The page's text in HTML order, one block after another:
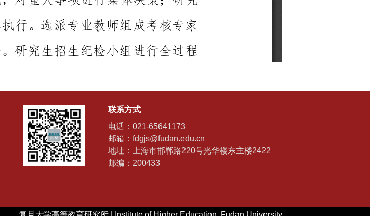
联系方式
电话：021-65641173
邮箱：fdgjs@fudan.edu.cn
地址：上海市邯郸路220号光华楼东主楼2422
邮编：200433